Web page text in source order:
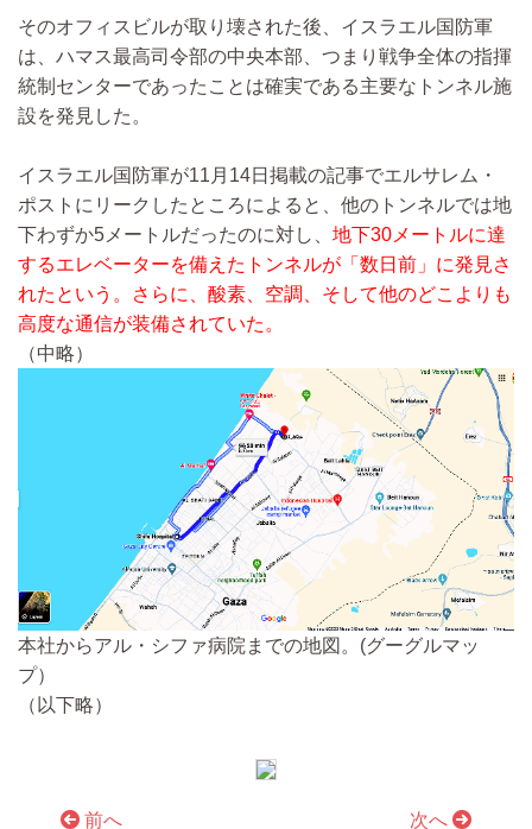
そのオフィスビルが取り壊された後、イスラエル国防軍
は、ハマス最高司令部の中央本部、つまり戦争全体の指揮
統制センターであったことは確実である主要なトンネル施
設を発見した。
イスラエル国防軍が11月14日掲載の記事でエルサレム・
ポストにリークしたところによると、他のトンネルでは地
下わずか5メートルだったのに対し、 地下30メートルに達
するエレベーターを備えたトンネルが「数日前」に発見さ
れたという。さらに、酸素、空調、そして他のどこよりも
高度な通信が装備されていた。
（中略）
本社からアル・シファ病院までの地図。(グーグルマッ
プ）
（以下略）
前へ 次へ